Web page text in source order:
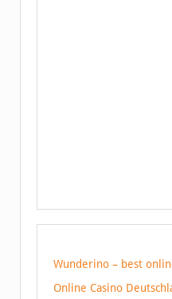
Wunderino – best
Online Casino